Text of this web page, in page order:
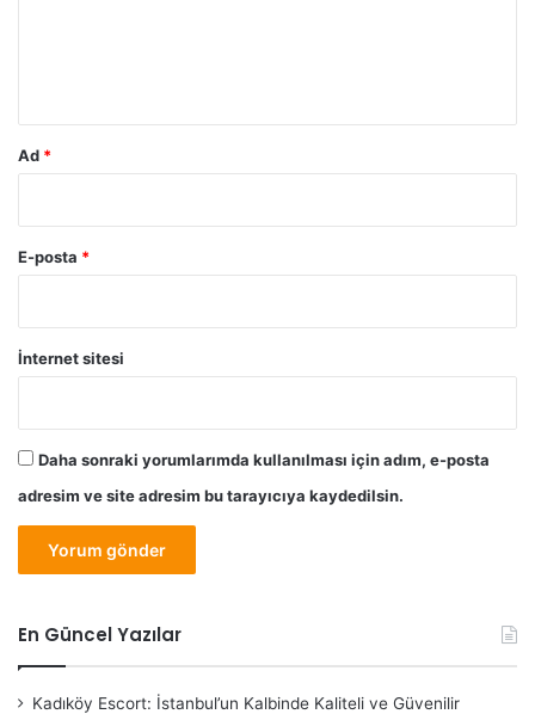
Ad *
E-posta *
İnternet sitesi
Daha sonraki yorumlarımda kullanılması için adım, e-posta
adresim ve site adresim bu tarayıcıya kaydedilsin.
En Güncel Yazılar
Kadıköy Escort: İstanbul’un Kalbinde Kaliteli ve Güvenilir